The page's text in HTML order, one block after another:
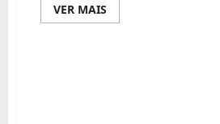
VER MAIS
mais